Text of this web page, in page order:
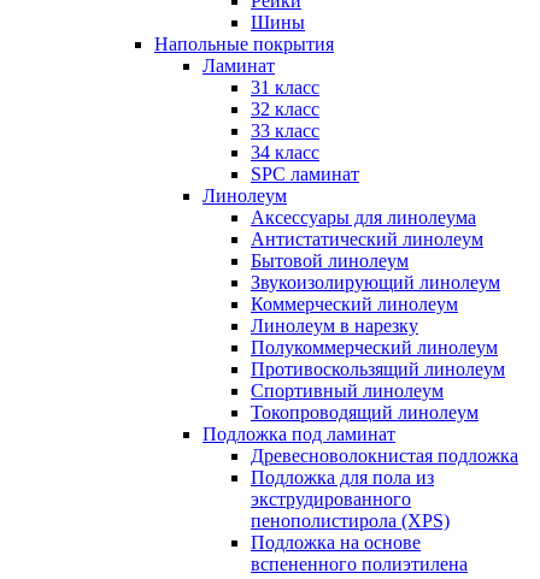
Шины
Напольные покрытия
Ламинат
31 класс
32 класс
33 класс
34 класс
SPC ламинат
Линолеум
Аксессуары для линолеума
Антистатический линолеум
Бытовой линолеум
Звукоизолирующий линолеум
Коммерческий линолеум
Линолеум в нарезку
Полукоммерческий линолеум
Противоскользящий линолеум
Спортивный линолеум
Токопроводящий линолеум
Подложка под ламинат
Древесноволокнистая подложка
Подложка для пола из
экструдированного
пенополистирола (XPS)
Подложка на основе
вспененного полиэтилена